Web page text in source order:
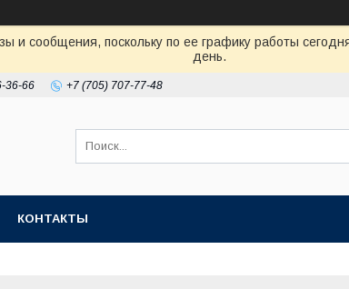
и сообщения, поскольку по ее графику работы
день.
36-66 +7 (705) 707-77-48
КОНТАКТЫ